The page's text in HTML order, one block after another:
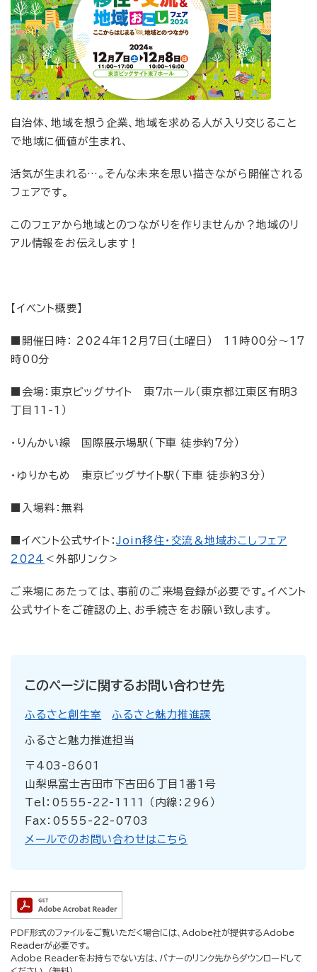
自治体、地域を想う企業、地域を求める人が入り交じること
で地域に価値が生まれ、
活気が生まれる…。そんな未来を思い描きながら開催される
フェアです。
このフェアから地域とのつながりを作りませんか？地域のリ
アル情報をお伝えします！
【イベント概要】
■開催日時： 2024年12月7日(土曜日) 11時00分～17
時00分
■会場：東京ビッグサイト 東7ホール（東京都江東区有明3
丁目11-1）
・りんかい線 国際展示場駅（下車 徒歩約7分）
・ゆりかもめ 東京ビッグサイト駅（下車 徒歩約3分）
■入場料：無料
■イベント公式サイト：Join移住・交流＆地域おこしフェア
2024 ＜外部リンク＞
ご来場にあたっては、事前のご来場登録が必要です。イベント
公式サイトをご確認の上、お手続きをお願い致します。
このページに関するお問い合わせ先
ふるさと創生室 ふるさと魅力推進課
ふるさと魅力推進担当
〒403-8601
山梨県富士吉田市下吉田6丁目1番1号
Tel：0555-22-1111 （内線：296）
Fax：0555-22-0703
メールでのお問い合わせはこちら
PDF形式のファイルをご覧いただく場合には、Adobe社が提供するAdobe
Readerが必要です。
Adobe Readerをお持ちでない方は、バナーのリンク先からダウンロードして